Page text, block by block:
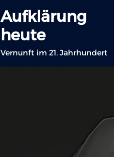
Aufklärung
heute
Vernunft im 21. Jahrhundert